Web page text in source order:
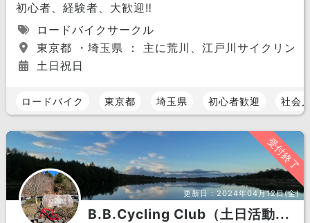
初心者、経験者、大歓迎‼︎
ロードバイクサークル
東京都 ・埼玉県 ： 主に荒川、江戸川サイクリン
土日祝日
ロードバイク 東京都 埼玉県 初心者歓迎 社会
受付終了
更新日：2024年04月12日(金)
B.B.Cycling Club（土日活動...